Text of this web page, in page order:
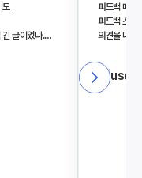
도
글이었나.
서 다음에 또
피드백 때문
피드백 스타
의견을 내면